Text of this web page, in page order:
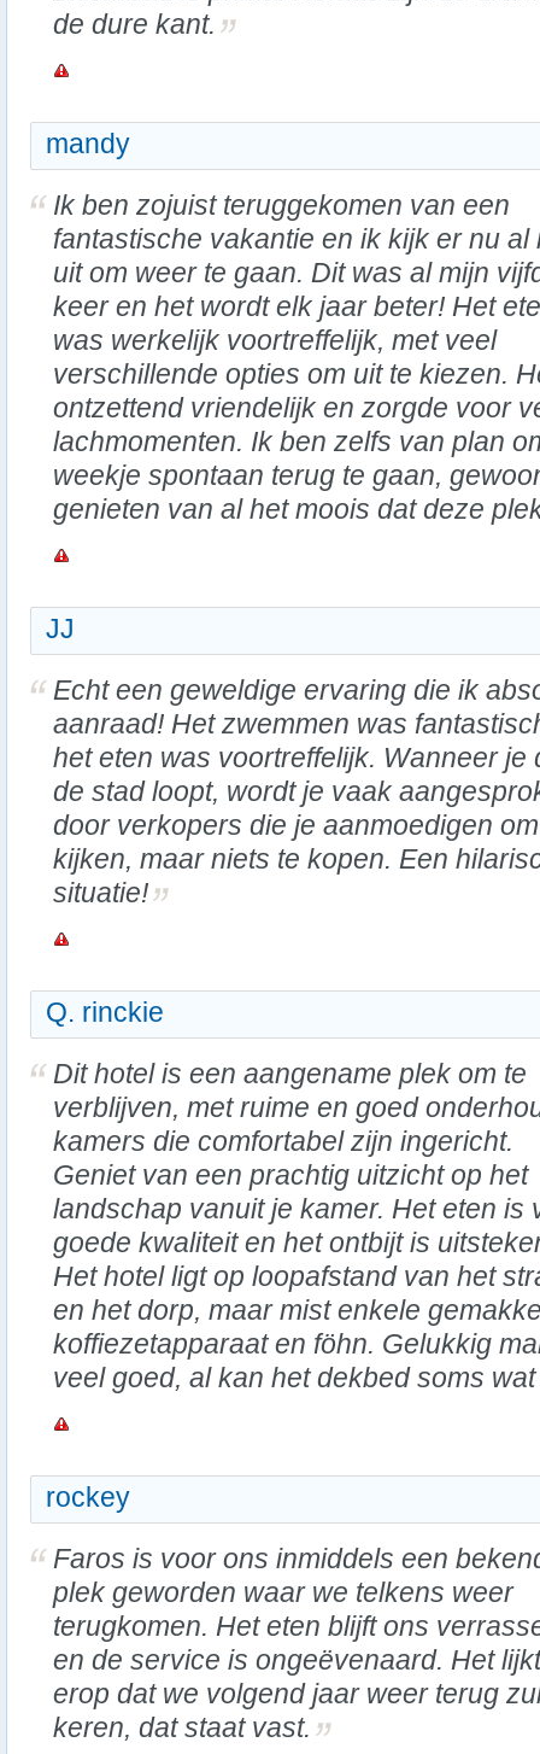
de dure kant.
mandy
Ik ben zojuist teruggekomen van een
fantastische vakantie en ik kijk er nu al
uit om weer te gaan. Dit was al mijn
keer en het wordt elk jaar beter! Het
was werkelijk voortreffelijk, met veel
verschillende opties om uit te kiezen.
ontzettend vriendelijk en zorgde voor
lachmomenten. Ik ben zelfs van plan
weekje spontaan terug te gaan,
genieten van al het moois dat deze
JJ
Echt een geweldige ervaring die ik
aanraad! Het zwemmen was
het eten was voortreffelijk. Wanneer je
de stad loopt, wordt je vaak
door verkopers die je aanmoedigen
kijken, maar niets te kopen. Een
situatie!
Q. rinckie
Dit hotel is een aangename plek om te
verblijven, met ruime en goed
kamers die comfortabel zijn ingericht.
Geniet van een prachtig uitzicht op het
landschap vanuit je kamer. Het eten is
goede kwaliteit en het ontbijt is
Het hotel ligt op loopafstand van het
en het dorp, maar mist enkele
koffiezetapparaat en föhn. Gelukkig
veel goed, al kan het dekbed soms
rockey
Faros is voor ons inmiddels een
plek geworden waar we telkens weer
terugkomen. Het eten blijft ons
en de service is ongeëvenaard. Het lijkt
erop dat we volgend jaar weer terug
keren, dat staat vast.